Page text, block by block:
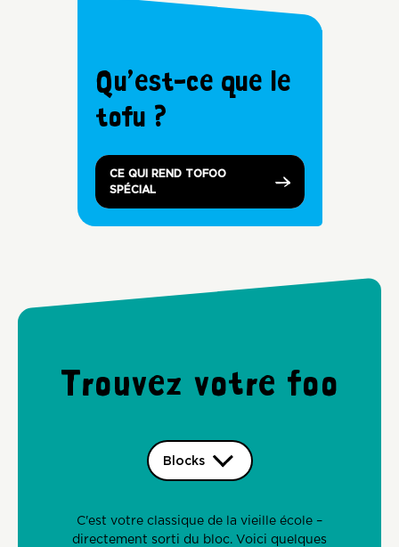
Qu’est-ce que le
tofu ?
CE QUI REND TOFOO
SPÉCIAL
Trouvez votre foo
C'est votre classique de la vieille école –
directement sorti du bloc. Voici quelques